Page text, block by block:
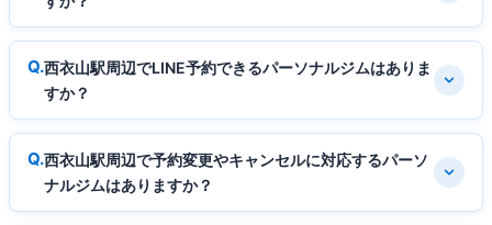
西衣山駅周辺でLINE予約できるパーソナルジムはありま
すか？
西衣山駅周辺で予約変更やキャンセルに対応するパーソ
ナルジムはありますか？